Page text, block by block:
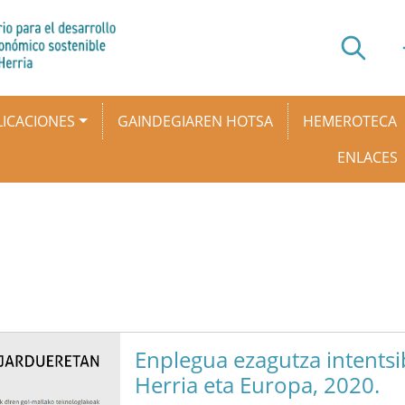
GAINDEGIAREN HOTSA
HEMEROTECA
ENLACES
Enplegua ezagutza
Herria eta Europa, 2020.